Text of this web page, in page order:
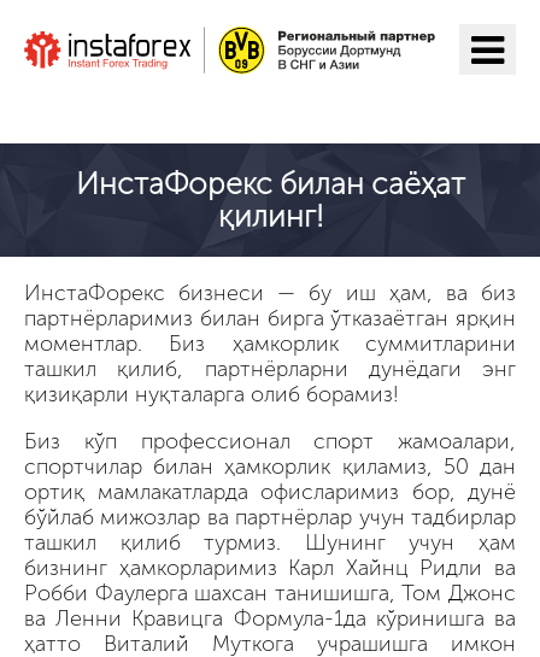
ИнстаФорекс билан саёҳат
қилинг!
ИнстаФорекс бизнеси — бу иш ҳам, ва биз
партнёрларимиз билан бирга ўтказаётган ярқин
моментлар. Биз ҳамкорлик суммитларини
ташкил қилиб, партнёрларни дунёдаги энг
қизиқарли нуқталарга олиб борамиз!
Биз кўп профессионал спорт жамоалари,
спортчилар билан ҳамкорлик қиламиз, 50 дан
ортиқ мамлакатларда офисларимиз бор, дунё
бўйлаб мижозлар ва партнёрлар учун тадбирлар
ташкил қилиб турмиз. Шунинг учун ҳам
бизнинг ҳамкорларимиз Карл Хайнц Ридли ва
Робби Фаулерга шахсан танишишга, Том Джонс
ва Ленни Кравицга Формула-1да кўринишга ва
ҳатто Виталий Муткога учрашишга имкон